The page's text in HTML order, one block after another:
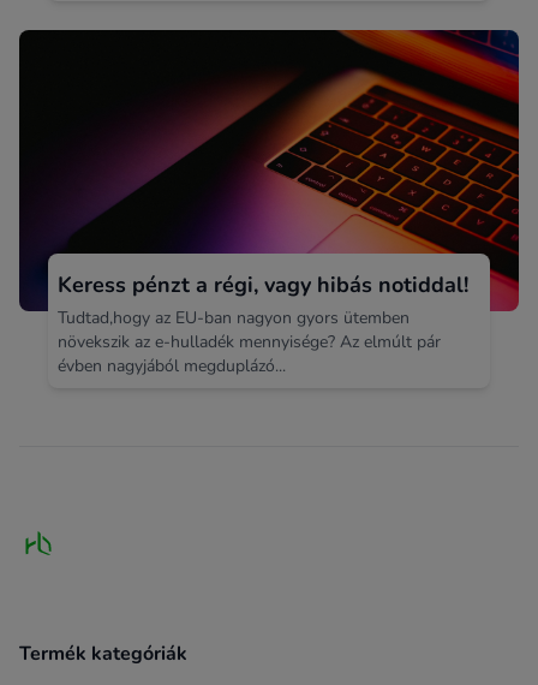
Keress pénzt a régi, vagy hibás notiddal!
Tudtad,hogy az EU-ban nagyon gyors ütemben
növekszik az e-hulladék mennyisége? Az elmúlt pár
évben nagyjából megduplázó...
Termék kategóriák